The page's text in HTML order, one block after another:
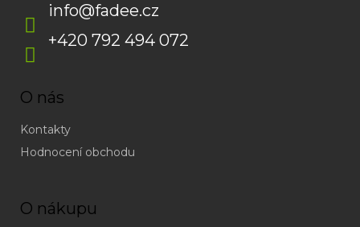
info@fadee.cz
+420 792 494 072
O nás
Kontakty
Hodnocení obchodu
O nákupu